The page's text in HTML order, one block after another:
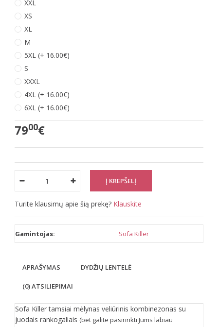
XXL
XS
XL
M
5XL (+ 16.00€)
S
XXXL
4XL (+ 16.00€)
6XL (+ 16.00€)
7900€
Turite klausimų apie šią prekę? Klauskite
Gamintojas: Sofa Killer
APRAŠYMAS DYDŽIŲ LENTELĖ
(0) ATSILIEPIMAI
Sofa Killer tamsiai mėlynas veliūrinis kombinezonas su
juodais rankogaliais (bet galite pasirinkti Jums labiau